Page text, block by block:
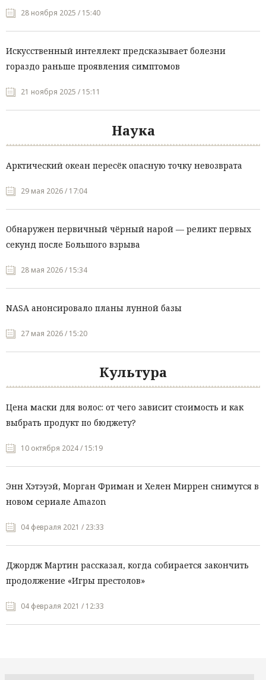
28 ноября 2025 / 15:40
Искусственный интеллект предсказывает болезни
гораздо раньше проявления симптомов
21 ноября 2025 / 15:11
Наука
Арктический океан пересёк опасную точку невозврата
29 мая 2026 / 17:04
Обнаружен первичный чёрный нарой — реликт первых
секунд после Большого взрыва
28 мая 2026 / 15:34
NASA анонсировало планы лунной базы
27 мая 2026 / 15:20
Культура
Цена маски для волос: от чего зависит стоимость и как
выбрать продукт по бюджету?
10 октября 2024 / 15:19
Энн Хэтэуэй, Морган Фриман и Хелен Миррен снимутся в
новом сериале Amazon
04 февраля 2021 / 23:33
Джордж Мартин рассказал, когда собирается закончить
продолжение «Игры престолов»
04 февраля 2021 / 12:33